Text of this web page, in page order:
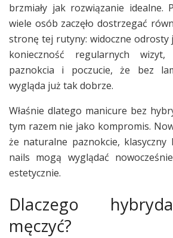
brzmiały jak rozwiązanie idealne.
wiele osób zaczęło dostrzegać
stronę tej rutyny: widoczne odrosty
konieczność regularnych wizyt,
paznokcia i poczucie, że bez
wygląda już tak dobrze.
Właśnie dlatego manicure bez
tym razem nie jako kompromis.
że naturalne paznokcie,
nails mogą wyglądać
estetycznie.
Dlaczego
męczyć?